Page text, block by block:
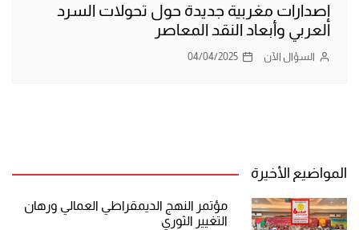
إصدارات مغربية جديدة حول تحولات السرد
العربي وأبعاد النقد المعاصر
السؤال الآن 04/04/2025
المواضيع الأخيرة
مؤتمر النهج الديمقراطي العمالي ورهان
التغيير الثوري